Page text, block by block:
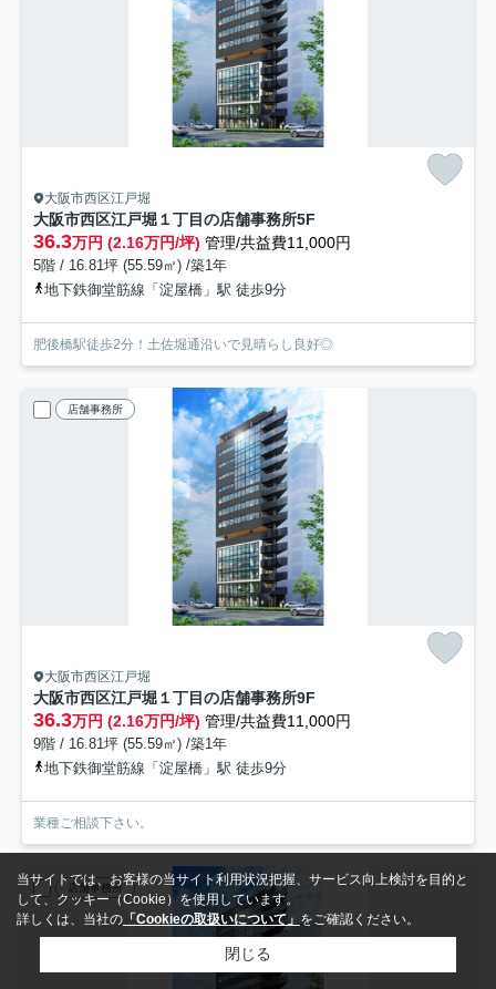
大阪市西区江戸堀
大阪市西区江戸堀１丁目の店舗事務所5F
36.3万円 (2.16万円/坪) 管理/共益費11,000円
5階 / 16.81坪 (55.59㎡) /築1年
地下鉄御堂筋線「淀屋橋」駅 徒歩9分
肥後橋駅徒歩2分！土佐堀通沿いで見晴らし良好◎
店舗事務所
大阪市西区江戸堀
大阪市西区江戸堀１丁目の店舗事務所9F
36.3万円 (2.16万円/坪) 管理/共益費11,000円
9階 / 16.81坪 (55.59㎡) /築1年
地下鉄御堂筋線「淀屋橋」駅 徒歩9分
業種ご相談下さい。
店舗事務所
当サイトでは、お客様の当サイト利用状況把握、サービス向上検討を目的と
して、クッキー（Cookie）を使用しています。
詳しくは、当社の 「Cookieの取扱いについて」 をご確認ください。
閉じる